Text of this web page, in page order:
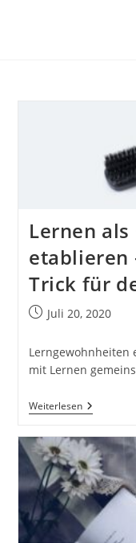
Lernen
etablieren
Trick für
BeitragJuli 20, 2020
Lerngewohnheiten
mit Lernen
WeiterlesenLernen
Als
Etablieren
–
Ein
Effektiver
Trick
Für
Den
Alltag